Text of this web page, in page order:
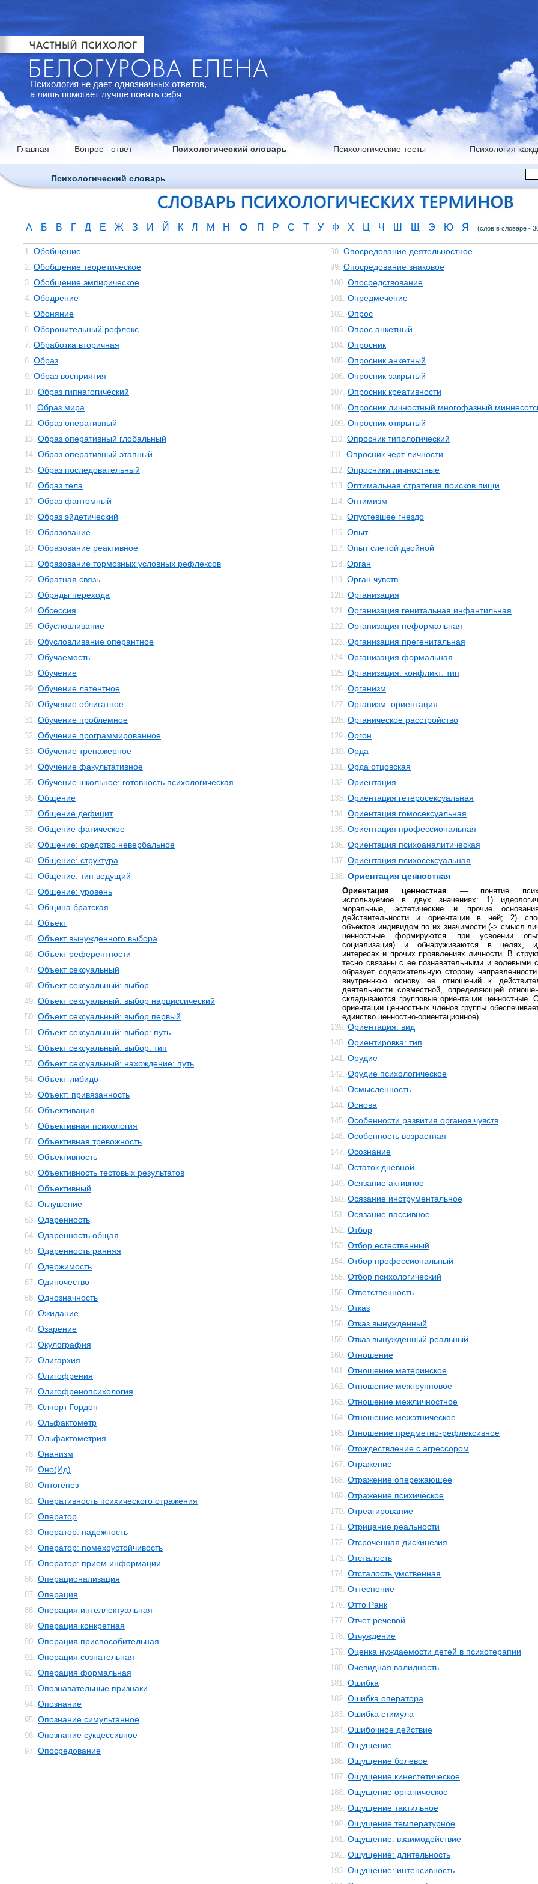
Психология не дает однозначных ответов,
а лишь помогает лучше понять себя
Главная Вопрос - ответ Психологический словарь Психологические тесты Психология
Психологический словарь
А Б В Г Д Е Ж З И Й К Л М Н О П Р С Т У Ф Х Ц Ч Ш Щ Э Ю Я (слов в словаре -
1. Обобщение
2. Обобщение теоретическое
3. Обобщение эмпирическое
4. Ободрение
5. Обоняние
6. Оборонительный рефлекс
7. Обработка вторичная
8. Образ
9. Образ восприятия
10. Образ гипнагогический
11. Образ мира
12. Образ оперативный
13. Образ оперативный глобальный
14. Образ оперативный этапный
15. Образ последовательный
16. Образ тела
17. Образ фантомный
18. Образ эйдетический
19. Образование
20. Образование реактивное
21. Образование тормозных условных рефлексов
22. Обратная связь
23. Обряды перехода
24. Обсессия
25. Обусловливание
26. Обусловливание оперантное
27. Обучаемость
28. Обучение
29. Обучение латентное
30. Обучение облигатное
31. Обучение проблемное
32. Обучение программированное
33. Обучение тренажерное
34. Обучение факультативное
35. Обучение школьное: готовность психологическая
36. Общение
37. Общение дефицит
38. Общение фатическое
39. Общение: средство невербальное
40. Общение: структура
41. Общение: тип ведущий
42. Общение: уровень
43. Община братская
44. Объект
45. Объект вынужденного выбора
46. Объект референтности
47. Объект сексуальный
48. Объект сексуальный: выбор
49. Объект сексуальный: выбор нарциссический
50. Объект сексуальный: выбор первый
51. Объект сексуальный: выбор: путь
52. Объект сексуальный: выбор: тип
53. Объект сексуальный: нахождение: путь
54. Объект-либидо
55. Объект: привязанность
56. Объективация
57. Объективная психология
58. Объективная тревожность
59. Объективность
60. Объективность тестовых результатов
61. Объективный
62. Оглушение
63. Одаренность
64. Одаренность общая
65. Одаренность ранняя
66. Одержимость
67. Одиночество
68. Однозначность
69. Ожидание
70. Озарение
71. Окулография
72. Олигархия
73. Олигофрения
74. Олигофренопсихология
75. Олпорт Гордон
76. Ольфактометр
77. Ольфактометрия
78. Онанизм
79. Оно(Ид)
80. Онтогенез
81. Оперативность психического отражения
82. Оператор
83. Оператор: надежность
84. Оператор: помехоустойчивость
85. Оператор: прием информации
86. Операционализация
87. Операция
88. Операция интеллектуальная
89. Операция конкретная
90. Операция приспособительная
91. Операция сознательная
92. Операция формальная
93. Опознавательные признаки
94. Опознание
95. Опознание симультанное
96. Опознание сукцессивное
97. Опосредование
98. Опосредование деятельностное
99. Опосредование знаковое
100. Опосредствование
101. Опредмечение
102. Опрос
103. Опрос анкетный
104. Опросник
105. Опросник анкетный
106. Опросник закрытый
107. Опросник креативности
108. Опросник личностный многофазный
109. Опросник открытый
110. Опросник типологический
111. Опросник черт личности
112. Опросники личностные
113. Оптимальная стратегия поисков пищи
114. Оптимизм
115. Опустевшее гнездо
116. Опыт
117. Опыт слепой двойной
118. Орган
119. Орган чувств
120. Организация
121. Организация генитальная инфантильная
122. Организация неформальная
123. Организация прегенитальная
124. Организация формальная
125. Организация: конфликт: тип
126. Организм
127. Организм: ориентация
128. Органическое расстройство
129. Оргон
130. Орда
131. Орда отцовская
132. Ориентация
133. Ориентация гетеросексуальная
134. Ориентация гомосексуальная
135. Ориентация профессиональная
136. Ориентация психоаналитическая
137. Ориентация психосексуальная
138. Ориентация ценностная
Ориентация ценностная — понятие
используемое в двух значениях: 1)
моральные, эстетические и прочие
действительности и ориентации в ней; 2)
объектов индивидом по их значимости (-> смысл
ценностные формируются при усвоении
социализация) и обнаруживаются в целях,
интересах и прочих проявлениях личности. В
тесно связаны с ее познавательными и волевыми
образует содержательную сторону
внутреннюю основу ее отношений к
деятельности совместной, определяющей
складываются групповые ориентации ценностные.
ориентации ценностных членов группы
единство ценностно-ориентационное).
139. Ориентация: вид
140. Ориентировка: тип
141. Орудие
142. Орудие психологическое
143. Осмысленность
144. Основа
145. Особенности развития органов чувств
146. Особенность возрастная
147. Осознание
148. Остаток дневной
149. Осязание активное
150. Осязание инструментальное
151. Осязание пассивное
152. Отбор
153. Отбор естественный
154. Отбор профессиональный
155. Отбор психологический
156. Ответственность
157. Отказ
158. Отказ вынужденный
159. Отказ вынужденный реальный
160. Отношение
161. Отношение материнское
162. Отношение межгрупповое
163. Отношение межличностное
164. Отношение межэтническое
165. Отношение предметно-рефлексивное
166. Отождествление с агрессором
167. Отражение
168. Отражение опережающее
169. Отражение психическое
170. Отреагирование
171. Отрицание реальности
172. Отсроченная дискинезия
173. Отсталость
174. Отсталость умственная
175. Оттеснение
176. Отто Ранк
177. Отчет речевой
178. Отчуждение
179. Оценка нуждаемости детей в психотерапии
180. Очевидная валидность
181. Ошибка
182. Ошибка оператора
183. Ошибка стимула
184. Ошибочное действие
185. Ощущение
186. Ощущение болевое
187. Ощущение кинестетическое
188. Ощущение органическое
189. Ощущение тактильное
190. Ощущение температурное
191. Ощущение: взаимодействие
192. Ощущение: длительность
193. Ощущение: интенсивность